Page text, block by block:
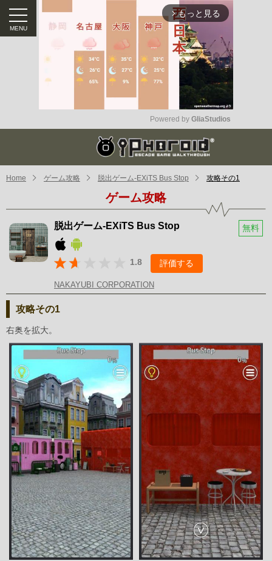
arrow_forward_ios もっと見る
Mute
Powered by GliaStudios
Home ゲーム攻略 脱出ゲーム-EXiTS Bus Stop 攻略その1
ゲーム攻略
脱出ゲーム-EXiTS Bus Stop 無料
1.8 評価する
NAKAYUBI CORPORATION
攻略その1
右奥を拡大。